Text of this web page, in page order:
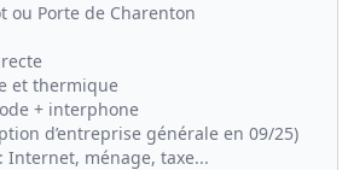
ou Porte de Charenton
et thermique
+ interphone
d’entreprise générale en 09/25)
ménage, taxe...